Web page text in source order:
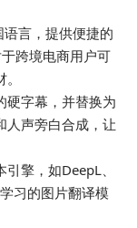
言，提供便捷的
跨境电商用户可
硬字幕，并替换为
人声旁白合成，让
擎，如DeepL、
习的图片翻译模